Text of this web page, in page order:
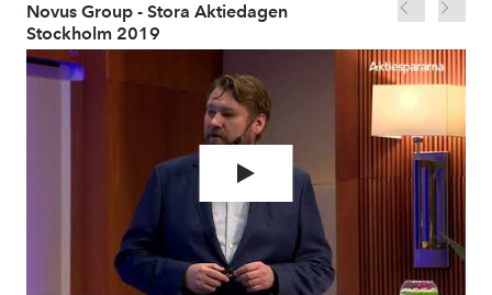
Novus Group - Stora Aktiedagen
Stockholm 2019